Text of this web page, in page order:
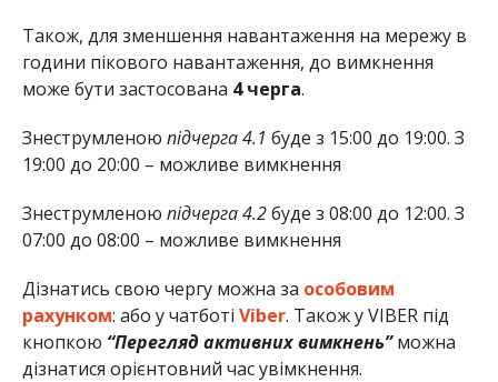
Також, для зменшення навантаження на мережу в
години пікового навантаження, до вимкнення
може бути застосована 4 черга.
Знеструмленою підчерга 4.1 буде з 15:00 до 19:00. З
19:00 до 20:00 – можливе вимкнення
Знеструмленою підчерга 4.2буде з 08:00 до 12:00. З
07:00 до 08:00 – можливе вимкнення
Дізнатись свою чергу можна за особовим
рахунком: або у чатботі Viber. Також у VIBER під
кнопкою “Перегляд активних вимкнень”можна
дізнатися орієнтовний час увімкнення.